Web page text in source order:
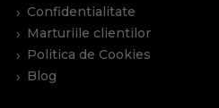
Confidentialitate
Marturiile clientilor
Politica de Cookies
Blog